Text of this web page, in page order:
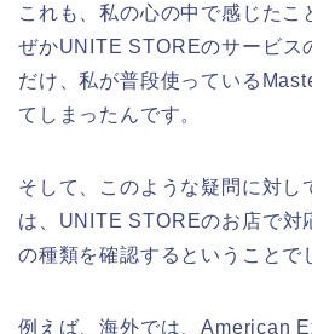
これも、私の心の中で感じたこ
ぜかUNITE STOREのサービス
だけ、私が普段使っている
てしまったんです。
そして、このような疑問に対し
は、UNITE STOREのお店で対
の種類を確認するということで
例えば、海外では、American